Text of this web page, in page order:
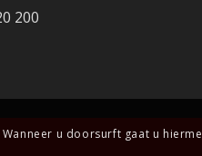
200
u doorsurft gaat u